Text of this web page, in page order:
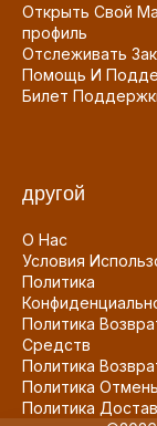
Открыть Свой
профиль
Отслеживать
Помощь И
Билет
другой
О Нас
Условия
Политика
Политика
Средств
Политика
Политика
Политика